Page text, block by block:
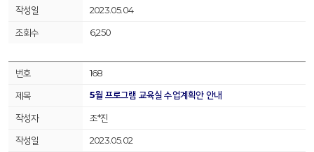
2023.05.04
6,250
168
5월 프로그램 교육실 수업계획안 안내
조*진
2023.05.02